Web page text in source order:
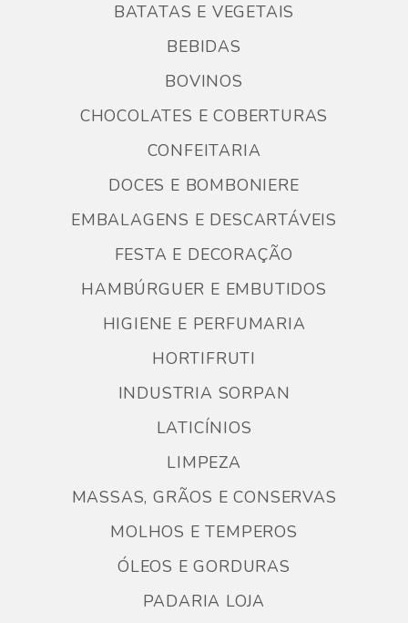
BATATAS E VEGETAIS
BEBIDAS
BOVINOS
CHOCOLATES E COBERTURAS
CONFEITARIA
DOCES E BOMBONIERE
EMBALAGENS E DESCARTÁVEIS
FESTA E DECORAÇÃO
HAMBÚRGUER E EMBUTIDOS
HIGIENE E PERFUMARIA
HORTIFRUTI
INDUSTRIA SORPAN
LATICÍNIOS
LIMPEZA
MASSAS, GRÃOS E CONSERVAS
MOLHOS E TEMPEROS
ÓLEOS E GORDURAS
PADARIA LOJA